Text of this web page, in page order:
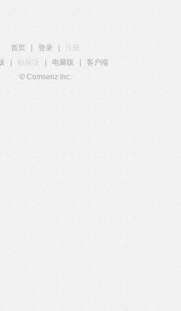
首页 登录
注册
触屏版 电脑版
客户端
© Comsenz Inc.